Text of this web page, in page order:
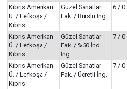
Kıbrıs Amerikan
Ü. / Lefkoşa /
Kıbrıs
Güzel Sanatlar
Fak. / Burslu İng.
6 / 0
Kıbrıs Amerikan
Ü. / Lefkoşa /
Kıbrıs
Güzel Sanatlar
Fak. / %50 İnd.
İng.
7 / 0
Kıbrıs Amerikan
Ü. / Lefkoşa /
Kıbrıs
Güzel Sanatlar
Fak. / Ücretli İng.
7 / 0